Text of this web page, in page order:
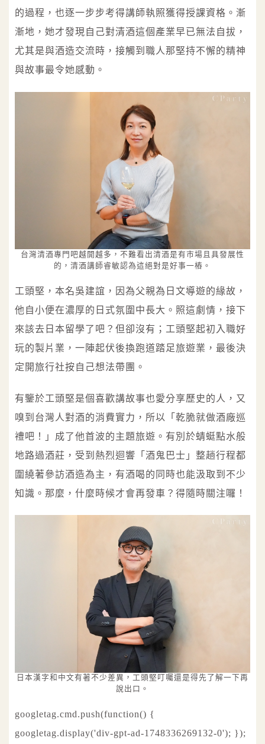
的過程，也逐一步步考得講師執照獲得授課資格。漸
漸地，她才發現自己對清酒這個產業早已無法自拔，
尤其是與酒造交流時，接觸到職人那堅持不懈的精神
與故事最令她感動。
台灣清酒專門吧越開越多，不難看出清酒是有市場且具發展性
的，清酒講師睿敏認為這絕對是好事一樁。
工頭堅，本名吳建誼，因為父親為日文導遊的緣故，
他自小便在濃厚的日式氛圍中長大。照這劇情，接下
來該去日本留學了吧？但卻沒有；工頭堅起初入職好
玩的製片業，一陣起伏後換跑道踏足旅遊業，最後決
定開旅行社按自己想法帶團。
有鑒於工頭堅是個喜歡講故事也愛分享歷史的人，又
嗅到台灣人對酒的消費實力，所以「乾脆就做酒廠巡
禮吧！」成了他首波的主題旅遊。有別於蜻蜓點水般
地路過酒莊，受到熱烈迴響「酒鬼巴士」整趟行程都
圍繞著參訪酒造為主，有酒喝的同時也能汲取到不少
知識。那麼，什麼時候才會再發車？得隨時關注囉！
日本漢字和中文有著不少差異，工頭堅叮囑還是得先了解一下再
說出口。
googletag.cmd.push(function() {
googletag.display('div-gpt-ad-1748336269132-0'); });